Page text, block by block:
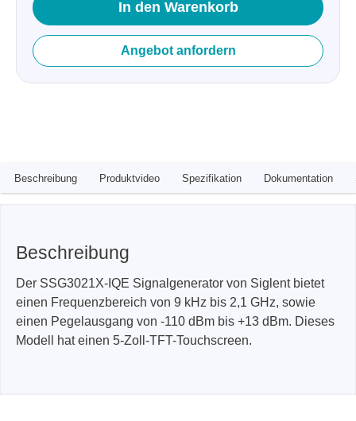
In den Warenkorb
Angebot anfordern
Beschreibung Produktvideo Spezifikation Dokumentation
Beschreibung
Der SSG3021X-IQE Signalgenerator von Siglent bietet
einen Frequenzbereich von 9 kHz bis 2,1 GHz, sowie
einen Pegelausgang von -110 dBm bis +13 dBm. Dieses
Modell hat einen 5-Zoll-TFT-Touchscreen.